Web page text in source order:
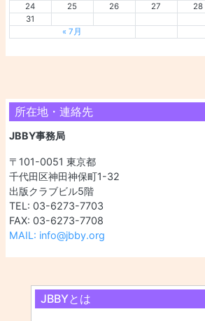
24
25 26 27 28
31
« 7月
所在地・連絡先
JBBY事務局
〒101-0051 東京都
千代田区神田神保町1-32
出版クラブビル5階
TEL: 03-6273-7703
FAX: 03-6273-7708
MAIL: info@jbby.org
JBBYとは